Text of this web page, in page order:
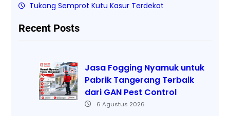
Tukang Semprot Kutu Kasur Terdekat
Recent Posts
Jasa Fogging Nyamuk untuk
Pabrik Tangerang Terbaik
dari GAN Pest Control
6 Agustus 2026